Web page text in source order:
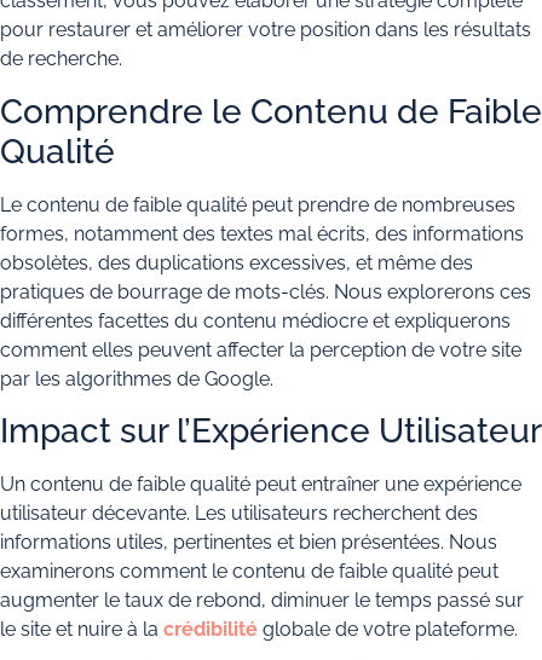
pour restaurer et améliorer votre position dans les résultats
de recherche.
Comprendre le Contenu de Faible
Qualité
Le contenu de faible qualité peut prendre de nombreuses
formes, notamment des textes mal écrits, des informations
obsolètes, des duplications excessives, et même des
pratiques de bourrage de mots-clés. Nous explorerons ces
différentes facettes du contenu médiocre et expliquerons
comment elles peuvent affecter la perception de votre site
par les algorithmes de Google.
Impact sur l’Expérience Utilisateur
Un contenu de faible qualité peut entraîner une expérience
utilisateur décevante. Les utilisateurs recherchent des
informations utiles, pertinentes et bien présentées. Nous
examinerons comment le contenu de faible qualité peut
augmenter le taux de rebond, diminuer le temps passé sur
le site et nuire à la crédibilité globale de votre plateforme.